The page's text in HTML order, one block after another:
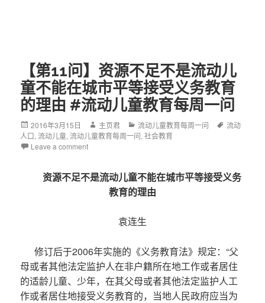
【第11问】资源不足不是流动儿
童不能在城市平等接受义务教育
的理由 #流动儿童教育每周一问
Posted
on
2016年3月15日 Author
主页君 Categories
流动儿童教育每周一问 Tags
流动
人口,流动儿童,流动儿童教育每周一问,社会教育
Leave a comment
资源不足不是流动儿童不能在城市平等接受义务
教育的理由
袁连生
修订后于2006年实施的《义务教育法》规定：“父
母或者其他法定监护人在非户籍所在地工作或者居住
的适龄儿童、少年，在其父母或者其他法定监护人工
作或者居住地接受义务教育的，当地人民政府应当为